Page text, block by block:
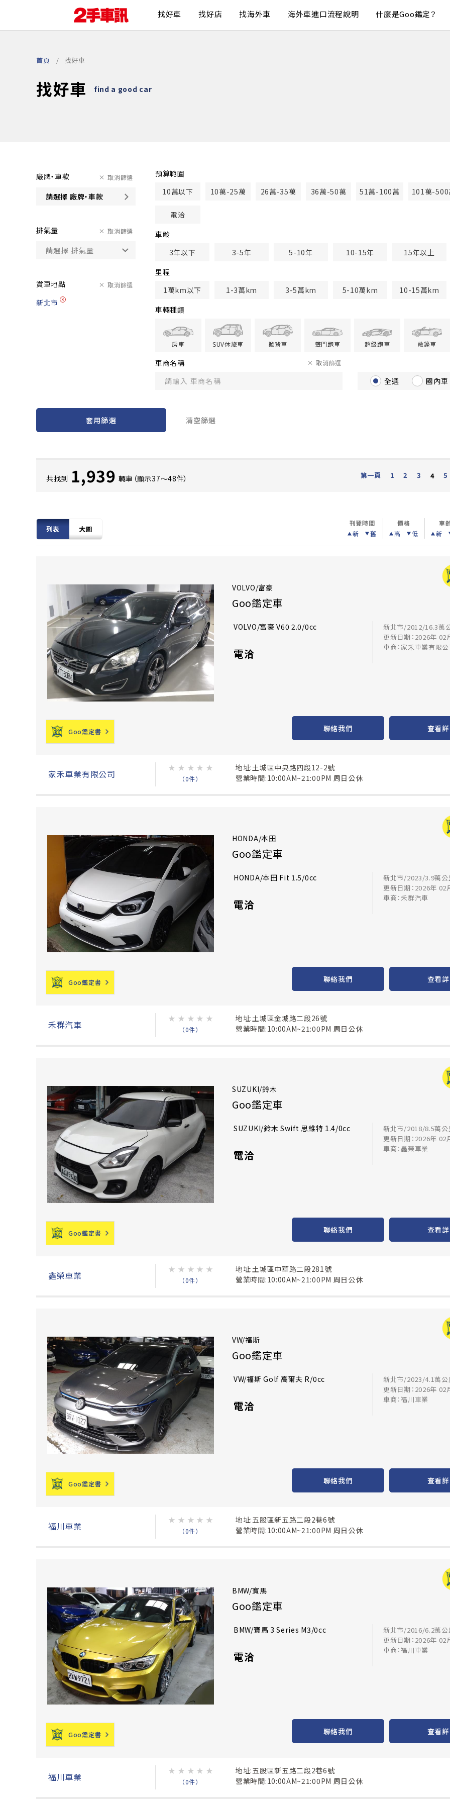
找好車 找好店 找海外車 海外車進口流程說明 什麼是Goo鑑定？
首頁 找好車
找好車 find a good car
廠牌・車款
請選擇 廠牌・車款
取消篩選
排氣量 取消篩選
賞車地點 取消篩選
新北市
預算範圍
10萬以下
10萬-25萬 26萬-35萬 36萬-50萬 51萬-100萬 101萬-500
電洽
車齢
3年以下
3-5年 5-10年 10-15年
15年以上
里程
1萬km以下
1-3萬km 3-5萬km 5-10萬km
10-15萬km
車輛種類
房車 SUV休旅車 掀背車 雙門跑車 超級跑車 敞篷車
車商名稱 取消篩選
全選 國內車
套用篩選 清空篩選
共找到 1,939 輛車（顯示37〜48件） 第一頁 1 2 3 4 5
列表 大圖
刊登時間
新
舊
價格
高
低
車
新
VOLVO/富豪
Goo鑑定車
VOLVO/富豪 V60 2.0/0cc
電洽
新北市/2012/16.3萬
更新日期：2026年 02
車商：家禾車業有限
Goo鑑定書 聯絡我們 查看
家禾車業有限公司
★ ★ ★ ★ ★
（0件）
地址:土城區中央路四段12-2號
營業時間:10:00AM~21:00PM 周日公休
HONDA/本田
Goo鑑定車
HONDA/本田 Fit 1.5/0cc
電洽
新北市/2023/3.9萬公
更新日期：2026年 02
車商：禾群汽車
Goo鑑定書 聯絡我們 查看
禾群汽車
★ ★ ★ ★ ★
（0件）
地址:土城區金城路二段26號
營業時間:10:00AM~21:00PM 周日公休
SUZUKI/鈴木
Goo鑑定車
SUZUKI/鈴木 Swift 思維特 1.4/0cc
電洽
新北市/2018/8.5萬公
更新日期：2026年 02
車商：鑫榮車業
Goo鑑定書 聯絡我們 查看
鑫榮車業
★ ★ ★ ★ ★
（0件）
地址:土城區中華路二段281號
營業時間:10:00AM~21:00PM 周日公休
VW/福斯
Goo鑑定車
VW/福斯 Golf 高爾夫 R/0cc
電洽
新北市/2023/4.1萬公
更新日期：2026年 02
車商：福川車業
Goo鑑定書 聯絡我們 查看
福川車業
★ ★ ★ ★ ★
（0件）
地址:五股區新五路二段2巷6號
營業時間:10:00AM~21:00PM 周日公休
BMW/寶馬
Goo鑑定車
BMW/寶馬 3 Series M3/0cc
電洽
新北市/2016/6.2萬公
更新日期：2026年 02
車商：福川車業
Goo鑑定書 聯絡我們 查看
福川車業
★ ★ ★ ★ ★
（0件）
地址:五股區新五路二段2巷6號
營業時間:10:00AM~21:00PM 周日公休